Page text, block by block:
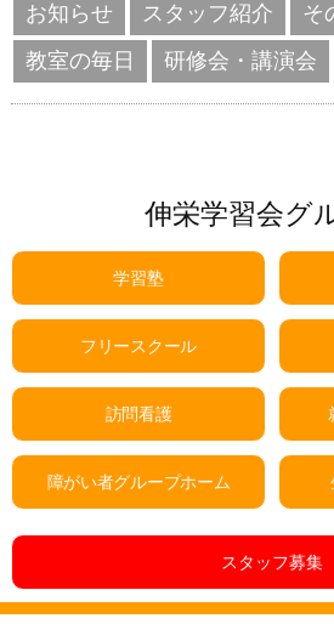
お知らせ
スタッフ紹介
そ
教室の毎日
研修会・講演会
伸栄学習会グ
学習塾
フリースクール
訪問看護
障がい者グループホーム
スタッフ募集